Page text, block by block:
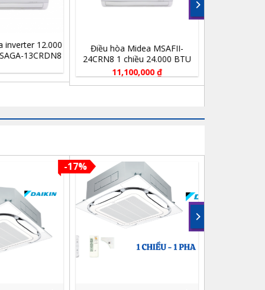
Điều hòa Midea MSAFII-
24CRN8 1 chiều 24.000 BTU
11,100,000
Điều hòa Midea MSAFII-
13CRN8 1 chiều 12.000 BTU
5,500,000
-17%